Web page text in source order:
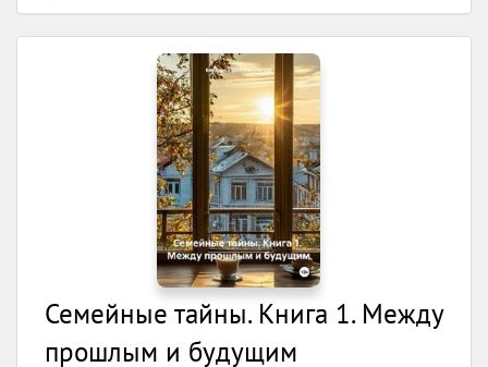
Семейные тайны. Книга 1. Между
прошлым и будущим